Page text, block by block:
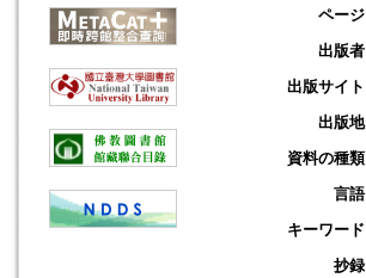
ページ
出版者
出版サイト
出版地
資料の種類
言語
キーワード
抄録